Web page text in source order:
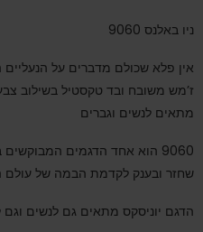
ניו באלנס 9060
אין פלא שכולם מדברים על הנעליים
ז’מש משובח ובד טקסטיל בשילוב
מתאים לנשים וגברים
9060 הוא אחד הדגמים
שחזר ובענק לקדמת הבמה של עולם
הדגם יוניסקס מתאים גם לנשים וגם